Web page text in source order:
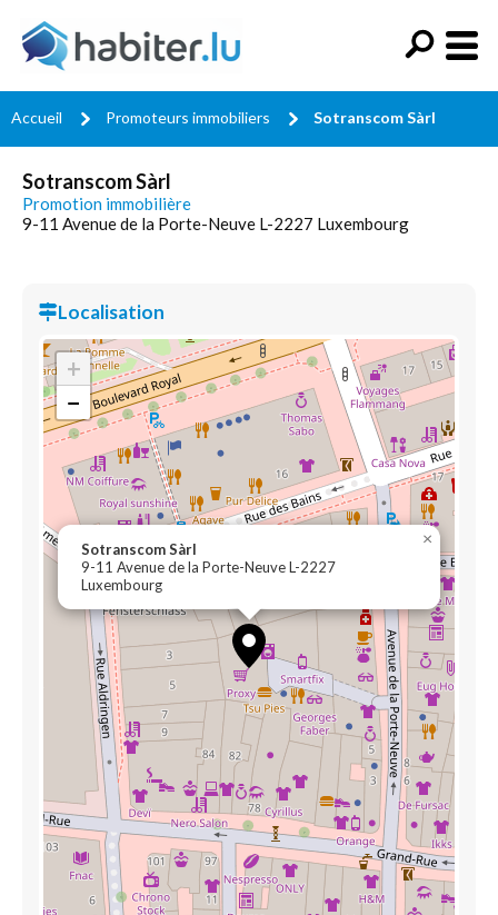
Accueil Promoteurs immobiliers Sotranscom Sàrl
Sotranscom Sàrl
Promotion immobilière
9-11 Avenue de la Porte-Neuve L-2227 Luxembourg
Localisation
Sotranscom Sàrl
9-11 Avenue de la Porte-Neuve L-2227
Luxembourg
×
+
−